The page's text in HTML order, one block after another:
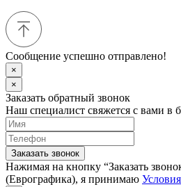
Сообщение успешно отправлено!
×
×
Заказать обратный звонок
Наш специалист свяжется с вами в
Заказать звонок
Нажимая на кнопку “Заказать
(Еврографика), я принимаю